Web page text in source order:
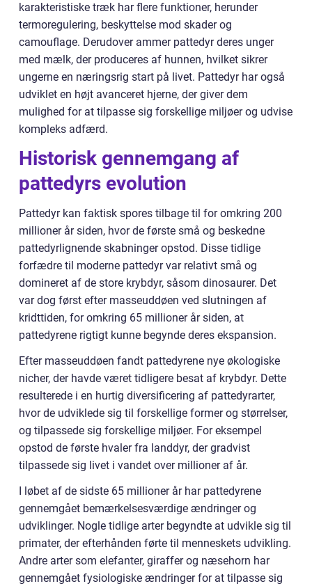
karakteristiske træk har flere funktioner, herunder
termoregulering, beskyttelse mod skader og
camouflage. Derudover ammer pattedyr deres unger
med mælk, der produceres af hunnen, hvilket sikrer
ungerne en næringsrig start på livet. Pattedyr har også
udviklet en højt avanceret hjerne, der giver dem
mulighed for at tilpasse sig forskellige miljøer og udvise
kompleks adfærd.
Historisk gennemgang af
pattedyrs evolution
Pattedyr kan faktisk spores tilbage til for omkring 200
millioner år siden, hvor de første små og beskedne
pattedyrlignende skabninger opstod. Disse tidlige
forfædre til moderne pattedyr var relativt små og
domineret af de store krybdyr, såsom dinosaurer. Det
var dog først efter masseuddøen ved slutningen af
kridttiden, for omkring 65 millioner år siden, at
pattedyrene rigtigt kunne begynde deres ekspansion.
Efter masseuddøen fandt pattedyrene nye økologiske
nicher, der havde været tidligere besat af krybdyr. Dette
resulterede i en hurtig diversificering af pattedyrarter,
hvor de udviklede sig til forskellige former og størrelser,
og tilpassede sig forskellige miljøer. For eksempel
opstod de første hvaler fra landdyr, der gradvist
tilpassede sig livet i vandet over millioner af år.
I løbet af de sidste 65 millioner år har pattedyrene
gennemgået bemærkelsesværdige ændringer og
udviklinger. Nogle tidlige arter begyndte at udvikle sig til
primater, der efterhånden førte til menneskets udvikling.
Andre arter som elefanter, giraffer og næsehorn har
gennemgået fysiologiske ændringer for at tilpasse sig